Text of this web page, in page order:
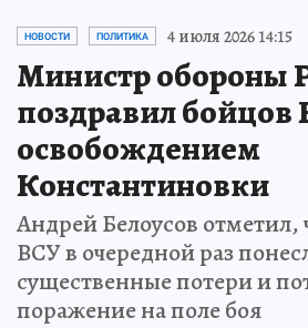
НОВОСТИ ПОЛИТИКА 4 июля 2026 14:15
Министр обороны
поздравил бойцов
освобождением
Константиновки
Андрей Белоусов отметил,
ВСУ в очередной раз
существенные потери и
поражение на поле боя